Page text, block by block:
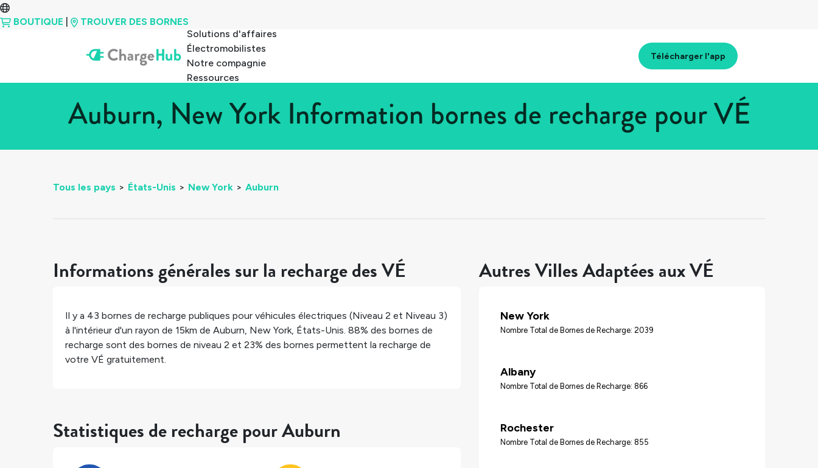
BOUTIQUE
TROUVER DES BORNES
Solutions d'affaires
Électromobilistes
Notre compagnie
Ressources
Télécharger l'app
Auburn, New York Information bornes de recharge pour VÉ
Tous les pays > États-Unis > New York > Auburn
Informations générales sur la recharge des VÉ
Il y a 43 bornes de recharge publiques pour véhicules électriques (Niveau 2 et Niveau 3)
à l'intérieur d'un rayon de 15km de Auburn, New York, États-Unis. 88% des bornes de
recharge sont des bornes de niveau 2 et 23% des bornes permettent la recharge de
votre VÉ gratuitement.
Statistiques de recharge pour Auburn
Autres Villes Adaptées aux VÉ
New York
Nombre Total de Bornes de Recharge: 2039
Albany
Nombre Total de Bornes de Recharge: 866
Rochester
Nombre Total de Bornes de Recharge: 855